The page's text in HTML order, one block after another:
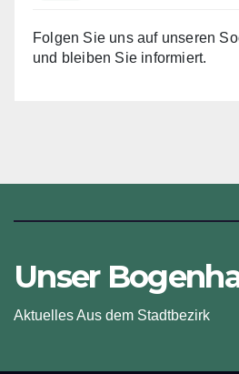
Folgen Sie uns auf unseren
und bleiben Sie informiert.
Unser
Aktuelles Aus dem Stadtbezirk